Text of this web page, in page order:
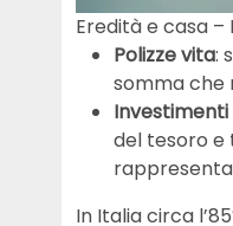
Eredità e casa –
Polizze vita:
somma che
del tesoro e
In Italia circa